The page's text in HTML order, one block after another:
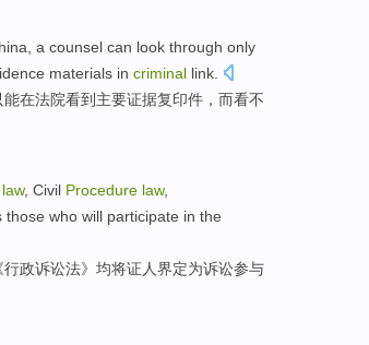
, a counsel can look through only
materials in criminal link
能在法院看到 主要证据复印件 ， 而看不
law, Civil Procedure law,
those who will participate in the
行政诉讼法》 均将证人界定为诉讼参与